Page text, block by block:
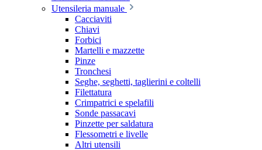
Utensileria manuale
Cacciaviti
Chiavi
Forbici
Martelli e mazzette
Pinze
Tronchesi
Seghe, seghetti, taglierini e coltelli
Filettatura
Crimpatrici e spelafili
Sonde passacavi
Pinzette per saldatura
Flessometri e livelle
Altri utensili